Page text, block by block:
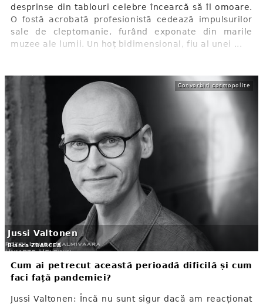
desprinse din tablouri celebre încearcă să îl omoare.
O fostă acrobată profesionistă cedează impulsurilor
sale de cleptomanie, furând exponate din marile
muzee ale lumii. Un hoț bidimensional, fiu al unei ...
Convorbiri cosmopolite
Jussi Valtonen
Bianca ZBARCEA
Cum ai petrecut această perioadă dificilă și cum
faci față pandemiei?
Jussi Valtonen: Încă nu sunt sigur dacă am reacționat